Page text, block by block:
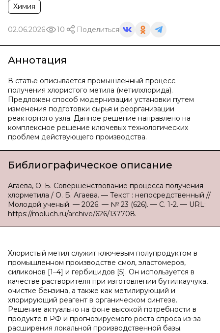
Химия
02.06.2026 10 Поделиться
Аннотация
В статье описывается промышленный процесс
получения хлористого метила (метилхлорида).
Предложен способ модернизации установки путем
изменения подготовки сырья и реорганизации
реакторного узла. Данное решение направлено на
комплексное решение ключевых технологических
проблем действующего производства.
Библиографическое описание
Агаева, О. Б. Совершенствование процесса получения
хлорметила / О. Б. Агаева. — Текст : непосредственный //
Молодой ученый. — 2026. — № 23 (626). — С. 1-2. — URL:
https://moluch.ru/archive/626/137708.
Хлористый метил служит ключевым полупродуктом в
промышленном производстве смол, эластомеров,
силиконов [1–4] и гербицидов [5]. Он используется в
качестве растворителя при изготовлении бутилкаучука,
очистке бензина, а также как метилирующий и
хлорирующий реагент в органическом синтезе.
Решение актуально на фоне высокой потребности в
продукте в РФ и прогнозируемого роста спроса из-за
расширения локальной производственной базы.